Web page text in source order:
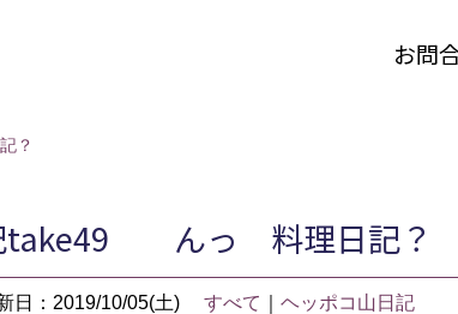
お問
？
take49 んっ 料理日記？
日：2019/10/05(土) すべて ヘッポコ山日記